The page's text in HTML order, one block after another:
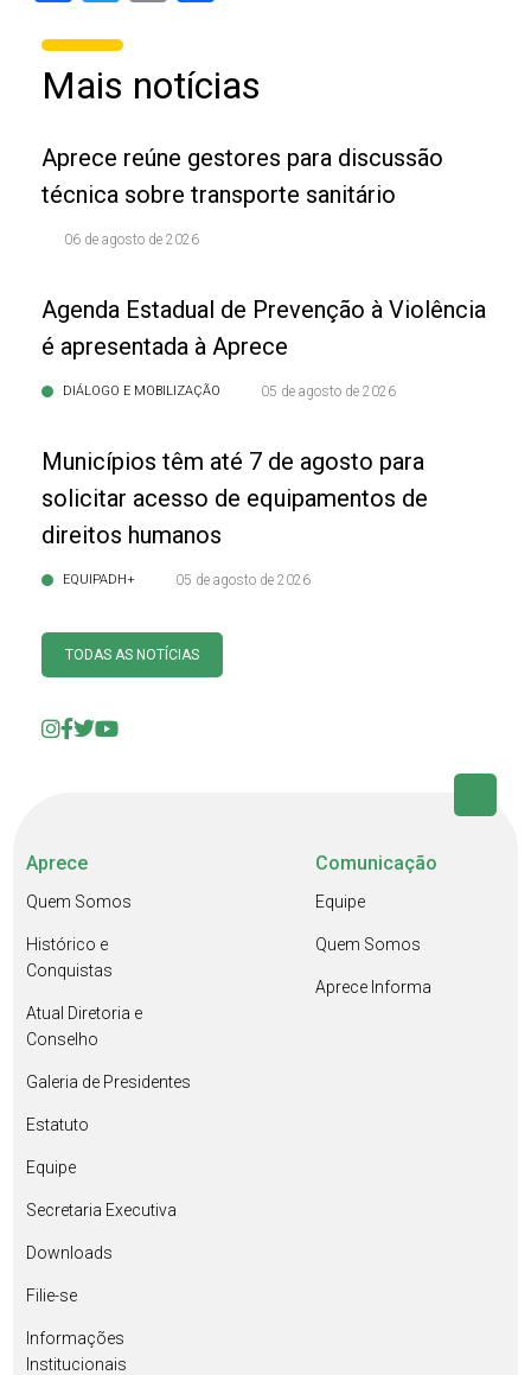
Mais notícias
Aprece reúne gestores para discussão
técnica sobre transporte sanitário
06 de agosto de 2026
Agenda Estadual de Prevenção à Violência
é apresentada à Aprece
DIÁLOGO E MOBILIZAÇÃO 05 de agosto de 2026
Municípios têm até 7 de agosto para
solicitar acesso de equipamentos de
direitos humanos
EQUIPADH+ 05 de agosto de 2026
TODAS AS NOTÍCIAS
Aprece
Quem Somos
Histórico e
Conquistas
Atual Diretoria e
Conselho
Galeria de Presidentes
Estatuto
Equipe
Secretaria Executiva
Downloads
Filie-se
Informações
Institucionais
Comunicação
Equipe
Quem Somos
Aprece Informa